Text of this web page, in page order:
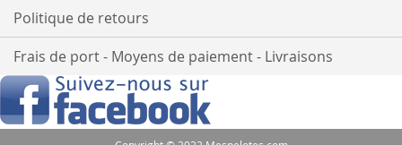
Politique de retours
Frais de port - Moyens de paiement - Livraisons